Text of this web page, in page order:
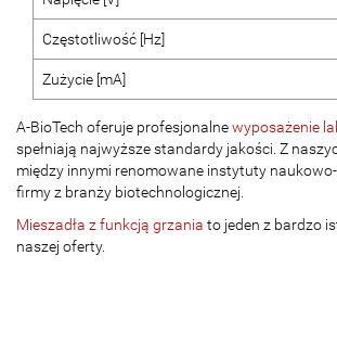
Częstotliwość [Hz]
Zużycie [mA]
A-BioTech oferuje profesjonalnewyposażenie
spełniają najwyższe standardy jakości. Z
między innymi renomowane instytuty
firmy z branży biotechnologicznej.
Mieszadła z funkcją grzania to jeden z bardzo
naszej oferty.